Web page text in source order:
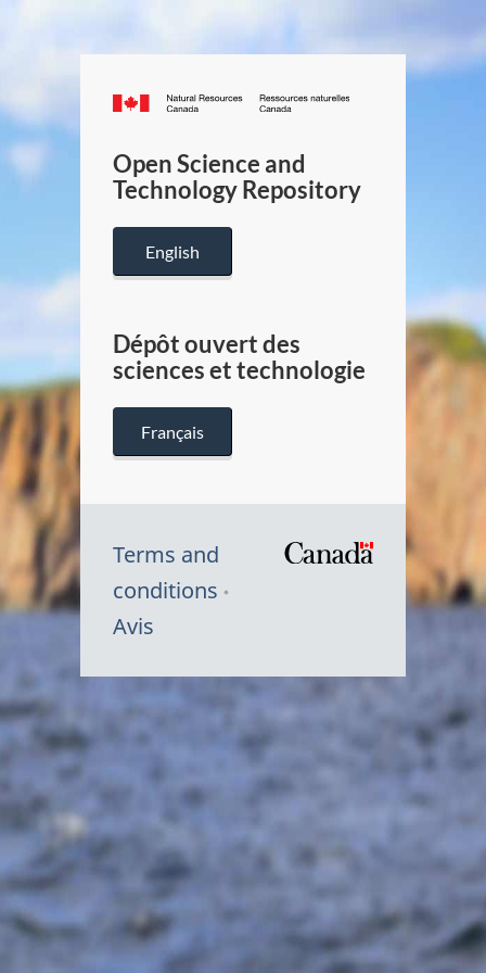
Canada.ca
/
Canada
Open Science and
Technology Repository
English
Dépôt ouvert des
sciences et technologie
Français
Terms and
conditions
Avis
Symbole
Canada